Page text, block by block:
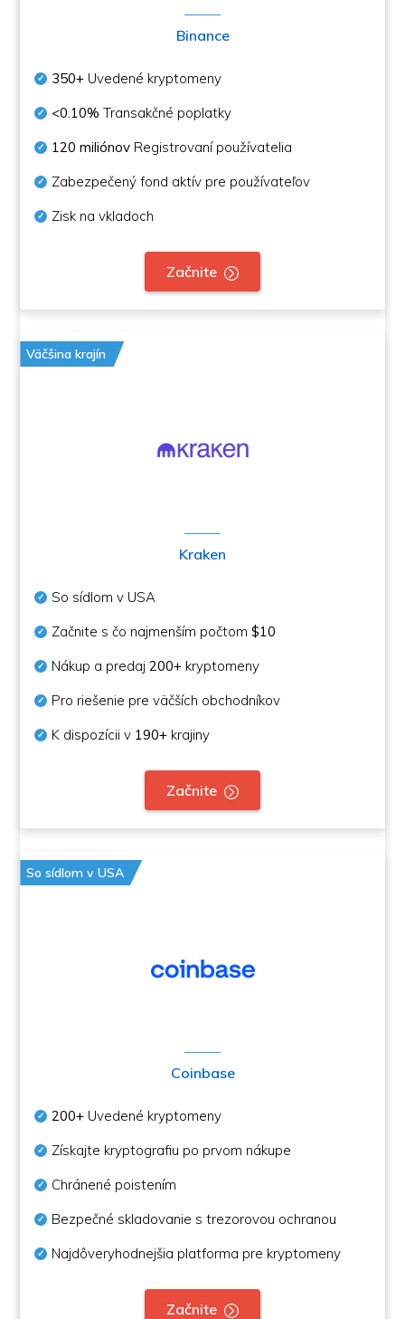
Binance
350+ Uvedené kryptomeny
<0.10% Transakčné poplatky
120 miliónov Registrovaní používatelia
Zabezpečený fond aktív pre používateľov
Zisk na vkladoch
Začnite
Väčšina krajín
Kraken
So sídlom v USA
Začnite s čo najmenším počtom$10
Nákup a predaj200+ kryptomeny
Pro riešenie pre väčších obchodníkov
K dispozícii v 190+ krajiny
Začnite
So sídlom v USA
Coinbase
200+ Uvedené kryptomeny
Získajte kryptografiu po prvom nákupe
Chránené poistením
Bezpečné skladovanie s trezorovou ochranou
Najdôveryhodnejšia platforma pre kryptomeny
Začnite